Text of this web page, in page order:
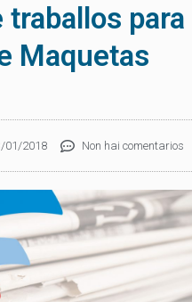
para
Maquetas
01/2018 Non hai comentarios